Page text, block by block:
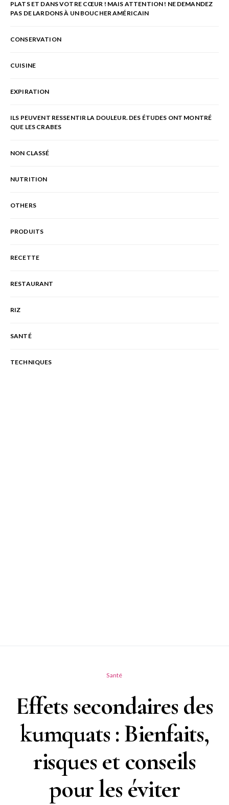
PLATS ET DANS VOTRE CŒUR ! MAIS ATTENTION ! NE DEMANDEZ
PAS DE LARDONS À UN BOUCHER AMÉRICAIN
CONSERVATION
CUISINE
EXPIRATION
ILS PEUVENT RESSENTIR LA DOULEUR. DES ÉTUDES ONT MONTRÉ
QUE LES CRABES
NON CLASSÉ
NUTRITION
OTHERS
PRODUITS
RECETTE
RESTAURANT
RIZ
SANTÉ
TECHNIQUES
Santé
Effets secondaires des
kumquats : Bienfaits,
risques et conseils
pour les éviter